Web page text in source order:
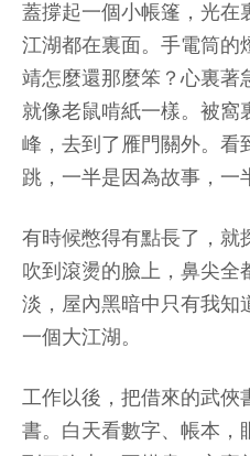
蓋撐起一個小帳篷，光在
江湖都在裏面。手電筒的
靖怎麼還那麼笨？心裏著
就像老鼠啃紙一樣。被窩
峰，去到了雁門關外。看
跳，一半是因為故事，一
有時候憋得有點長了，就
吹到滾燙的臉上，鼻尖全
淡，屋內黑暗中只有我知
一個大江湖。
工作以後，把借來的武俠
書。白天看數字、帳本，